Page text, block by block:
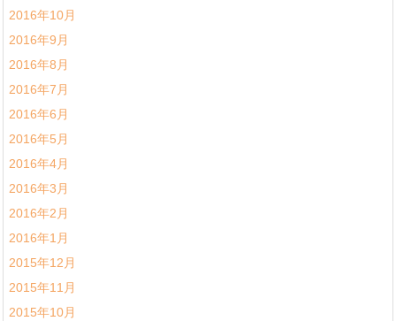
2016年10月
2016年9月
2016年8月
2016年7月
2016年6月
2016年5月
2016年4月
2016年3月
2016年2月
2016年1月
2015年12月
2015年11月
2015年10月